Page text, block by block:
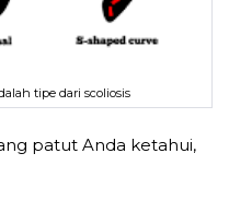
tipe dari scoliosis
patut Anda ketahui,